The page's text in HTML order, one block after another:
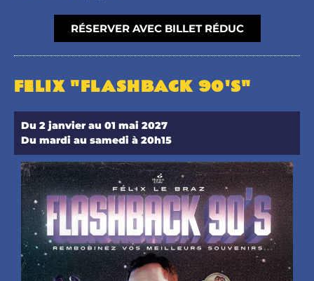
RÉSERVER AVEC BILLET RÉDUC
FELIX "FLASHBACK 90'S"
Du 2 janvier au 01 mai 2027
Du mardi au samedi à 20h15